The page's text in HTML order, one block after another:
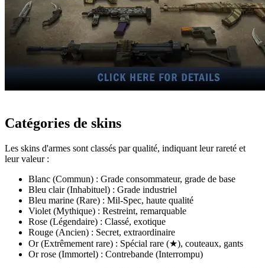
Catégories de skins
Les skins d'armes sont classés par qualité, indiquant leur rareté et
leur valeur :
Blanc (Commun) : Grade consommateur, grade de base
Bleu clair (Inhabituel) : Grade industriel
Bleu marine (Rare) : Mil-Spec, haute qualité
Violet (Mythique) : Restreint, remarquable
Rose (Légendaire) : Classé, exotique
Rouge (Ancien) : Secret, extraordinaire
Or (Extrêmement rare) : Spécial rare (★), couteaux, gants
Or rose (Immortel) : Contrebande (Interrompu)